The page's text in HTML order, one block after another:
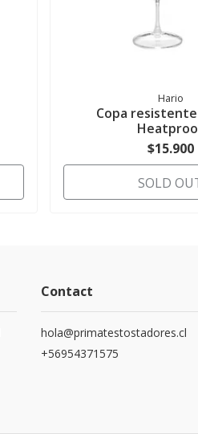
Hario
Copa
$15.900
SOLD
Contact
hola@primatestostadores.cl
+56954371575